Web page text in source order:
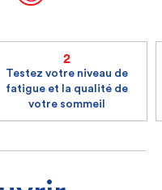
2
Testez votre niveau de
fatigue et la qualité de
votre sommeil